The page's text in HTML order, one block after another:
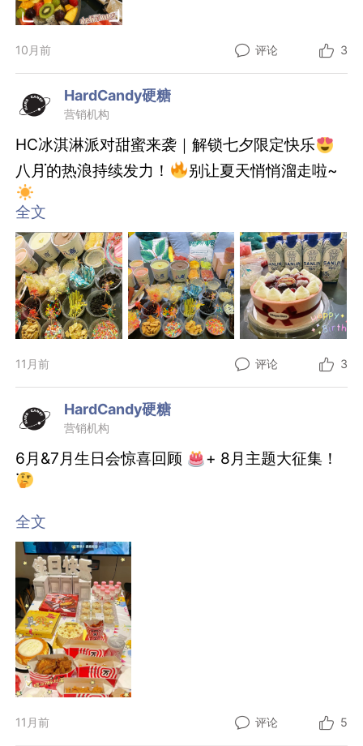
3742
10月前 评论 3
HardCandy硬糖
营销机构
HC冰淇淋派对甜蜜来袭｜解锁七夕限定快乐
八月的热浪持续发力！
别让夏天悄悄溜走啦~
七夕+生日会双喜来袭！和我们一起开启DIY冰淇
淋狂欢模式！
现场配料多到溢出桌！
你的创意脑洞我们全力承包 谁说广告人只会写文
案？我们撸起袖子做冰淇淋更是专业级别！
每一杯都是可以吃的艺术创作 （颜值高到舍不得
下嘴呜呜）
这个七夕让融化的冰淇淋黏住甜蜜时光，用
全文
11月前 评论 3
HardCandy硬糖
营销机构
6月&7月生日会惊喜回顾 + 8月主题大征集！
小米音响伴手礼真的被夸爆啦～
寿星宝们都说太太太喜欢啦！
（是谁羡慕了我不说
接下来重头戏来了——
8月生日会主题由你定！
热带雨林派对？
还是…（等你来灵感碰撞！）
全文
11月前 评论 5